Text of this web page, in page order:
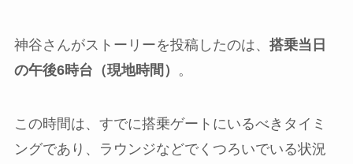
神谷さんがストーリーを投稿したのは、 搭乗当日
の午後6時台（現地時間）
。
この時間は、すでに搭乗ゲートにいるべきタイミ
ングであり、ラウンジなどでくつろいでいる状況